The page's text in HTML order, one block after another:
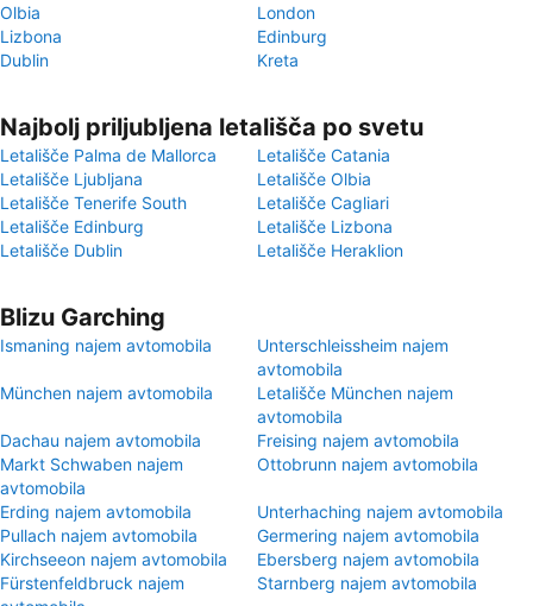
Olbia
London
Lizbona
Edinburg
Dublin
Kreta
Najbolj priljubljena letališča po svetu
Letališče Palma de Mallorca
Letališče Catania
Letališče Ljubljana
Letališče Olbia
Letališče Tenerife South
Letališče Cagliari
Letališče Edinburg
Letališče Lizbona
Letališče Dublin
Letališče Heraklion
Blizu Garching
Ismaning najem avtomobila
Unterschleissheim najem
avtomobila
München najem avtomobila
Letališče München najem
avtomobila
Dachau najem avtomobila
Freising najem avtomobila
Markt Schwaben najem
avtomobila
Ottobrunn najem avtomobila
Erding najem avtomobila
Unterhaching najem avtomobila
Pullach najem avtomobila
Germering najem avtomobila
Kirchseeon najem avtomobila
Ebersberg najem avtomobila
Fürstenfeldbruck najem
Starnberg najem avtomobila